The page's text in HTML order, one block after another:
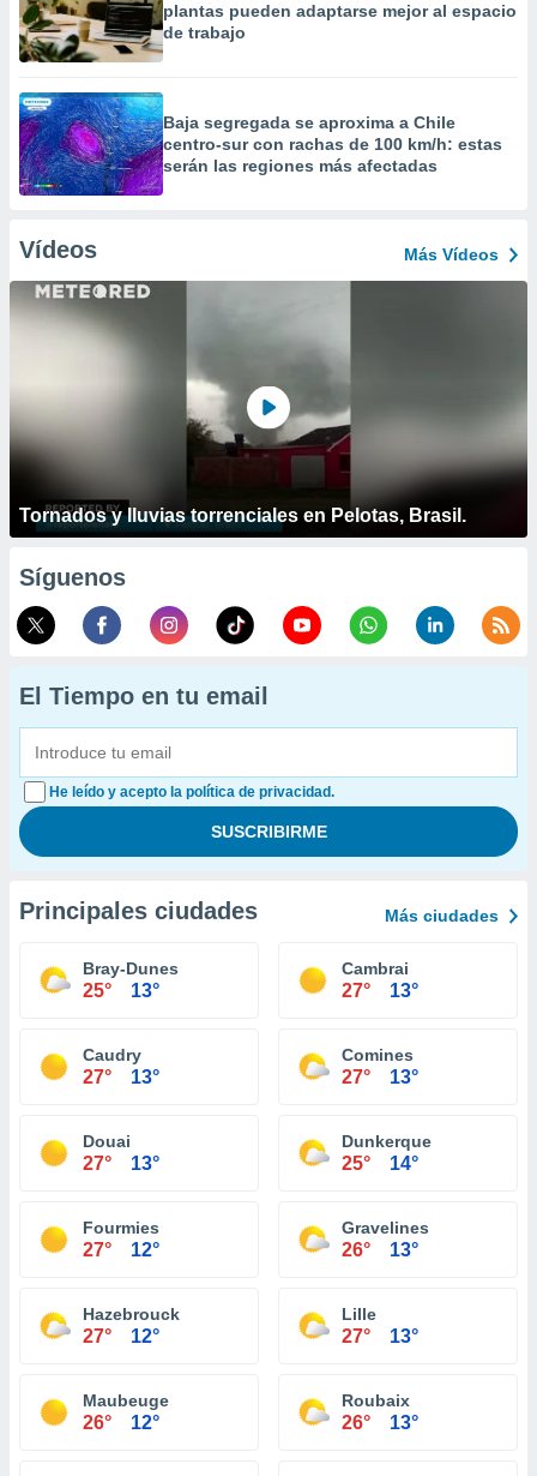
plantas pueden adaptarse mejor al espacio
de trabajo
Baja segregada se aproxima a Chile
centro-sur con rachas de 100 km/h: estas
serán las regiones más afectadas
Vídeos Más Vídeos
Tornados y lluvias torrenciales en Pelotas, Brasil.
Síguenos
El Tiempo en tu email
He leído y acepto la política de privacidad.
Principales ciudades Más ciudades
Bray-Dunes
25° 13°
Cambrai
27° 13°
Caudry
27° 13°
Comines
27° 13°
Douai
27° 13°
Dunkerque
25° 14°
Fourmies
27° 12°
Gravelines
26° 13°
Hazebrouck
27° 12°
Lille
27° 13°
Maubeuge
26° 12°
Roubaix
26° 13°